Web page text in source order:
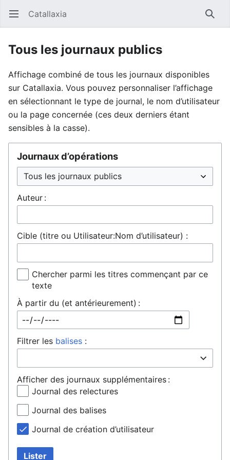
Ouvrir le menu principal Catallaxia
Tous les journaux publics
Affichage combiné de tous les journaux disponibles
sur Catallaxia. Vous pouvez personnaliser l’affichage
en sélectionnant le type de journal, le nom d’utilisateur
ou la page concernée (ces deux derniers étant
sensibles à la casse).
Journaux d’opérations
Auteur :
Cible (titre ou Utilisateur:Nom d’utilisateur) :
Chercher parmi les titres commençant par ce
texte
À partir du (et antérieurement) :
Filtrer les balises :
Afficher des journaux supplémentaires :
Journal des relectures
Journal des balises
Journal de création d’utilisateur
Lister